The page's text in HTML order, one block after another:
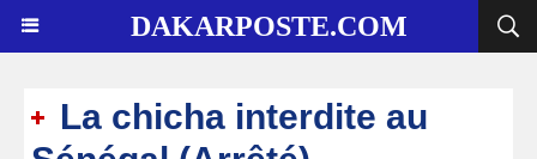
DAKARPOSTE.COM
La chicha interdite au